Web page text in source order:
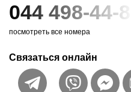
044 498-44-89
посмотреть все номера
Связаться онлайн